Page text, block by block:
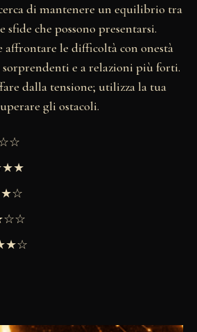
di mantenere un equilibrio tra
sfide che possono presentarsi.
affrontare le difficoltà con onestà
e a relazioni più forti.
dalla tensione; utilizza la tua
gli ostacoli.